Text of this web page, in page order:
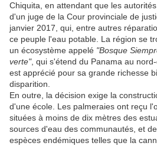
Chiquita, en attendant que les
d'un juge de la Cour provinciale de
janvier 2017, qui, entre autres
ce peuple l'eau potable. La région se
un écosystème appelé "Bosque
verte", qui s'étend du Panama au
est apprécié pour sa grande richesse
disparition.
En outre, la décision exige la
d'une école. Les palmeraies ont reçu
situées à moins de dix mètres des
sources d'eau des communautés, et
espèces endémiques telles que la